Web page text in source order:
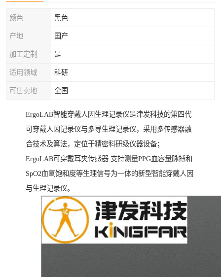
颜色 黑色
产地 国产
加工定制 是
适用领域 科研
可售卖地 全国
ErgoLAB智能穿戴人因生理记录仪是津发科技的第四代
可穿戴人因记录仪与多导生理记录仪，采用多传感器融
合技术及算法，定位于精密科研级仪器设备；
ErgoLAB可穿戴耳夹传感器 支持测量PPG血容量脉搏和
SpO2血氧饱和度等生理信号为一体的新型智能穿戴人因
与生理记录仪。